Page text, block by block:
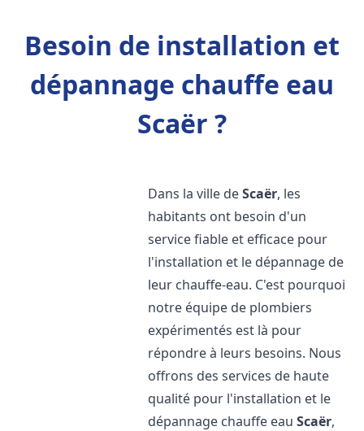
Besoin de installation et
dépannage chauffe eau
Scaër ?
Dans la ville deScaër, les
habitants ont besoin d'un
service fiable et efficace pour
l'installation et le dépannage de
leur chauffe-eau. C'est pourquoi
notre équipe de plombiers
expérimentés est là pour
répondre à leurs besoins. Nous
offrons des services de haute
qualité pour l'installation et le
dépannage chauffe eauScaër,